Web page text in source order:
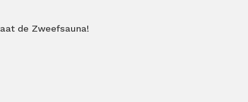
de Zweefsauna!